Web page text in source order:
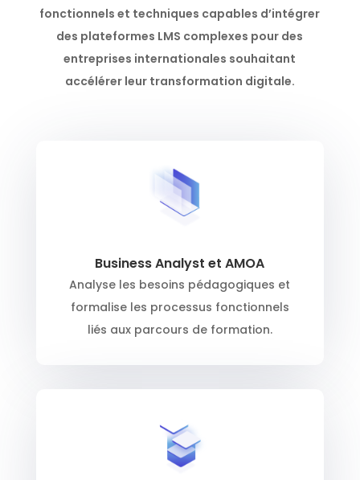
fonctionnels et techniques capables d’intégrer
des plateformes LMS complexes pour des
entreprises internationales souhaitant
accélérer leur transformation digitale.
Business Analyst et AMOA
Analyse les besoins pédagogiques et
formalise les processus fonctionnels
liés aux parcours de formation.